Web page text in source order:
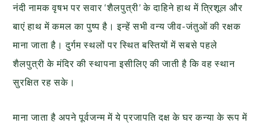
नंदी नामक वृषभ पर सवार ‘शैलपुत्री’ के दाहिने हाथ में त्रिशूल और
बाएं हाथ में कमल का पुष्प है। इन्हें सभी वन्य जीव-जंतुओं की रक्षक
माना जाता है। दुर्गम स्थलों पर स्थित बस्तियों में सबसे पहले
शैलपुत्री के मंदिर की स्थापना इसीलिए की जाती है कि वह स्थान
सुरक्षित रह सके।
माना जाता है अपने पूर्वजन्म में ये प्रजापति दक्ष के घर कन्या के रूप में